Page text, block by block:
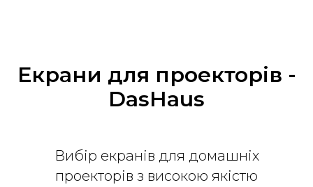
Екрани для проекторів -
DasHaus
Вибір екранів для домашніх
проекторів з високою якістю